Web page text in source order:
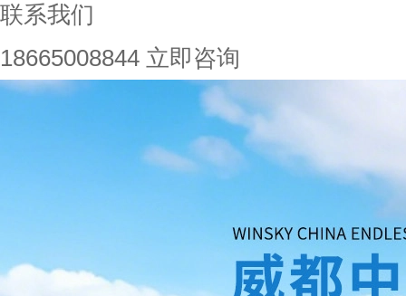
联系我们
18665008844 立即咨询